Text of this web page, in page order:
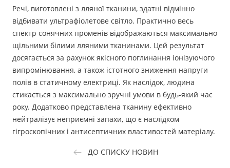
Речі, виготовлені з лляної тканини, здатні відмінно
відбивати ультрафіолетове світло. Практично весь
спектр сонячних променів відображаються максимально
щільними білими лляними тканинами. Цей результат
досягається за рахунок якісного поглинання іонізуючого
випромінювання, а також істотного зниження напруги
полів в статичному електриці. Як наслідок, людина
стикається з максимально зручні умови в будь-який час
року. Додатково представлена тканину ефективно
нейтралізує неприємні запахи, що є наслідком
гігроскопічних і антисептичних властивостей матеріалу.
ДО СПИСКУ НОВИН